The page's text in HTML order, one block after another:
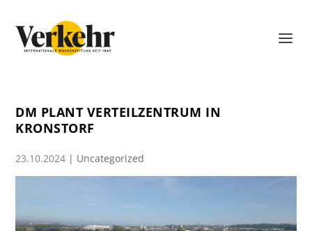
DM PLANT VERTEILZENTRUM IN
KRONSTORF
23.10.2024 | Uncategorized